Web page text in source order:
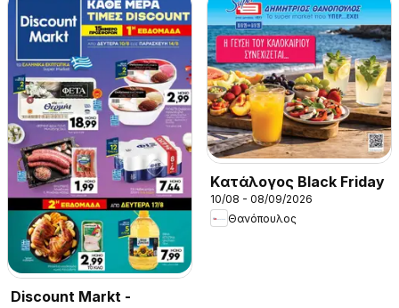
Discount Markt -
Kατάλογος Black Friday
10/08 - 08/09/2026
Θανόπουλος